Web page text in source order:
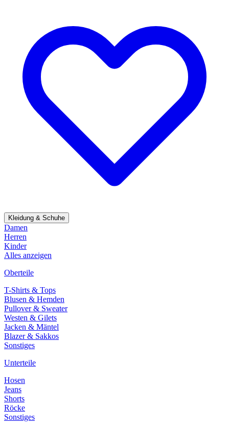
Kleidung & Schuhe
Damen
Herren
Kinder
Alles anzeigen
Oberteile
T-Shirts & Tops
Blusen & Hemden
Pullover & Sweater
Westen & Gilets
Jacken & Mäntel
Blazer & Sakkos
Sonstiges
Unterteile
Hosen
Jeans
Shorts
Röcke
Sonstiges